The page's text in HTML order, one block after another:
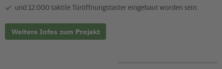
und 12.000 taktile Türöffnungstaster eingebaut worden sein.
Weitere Infos zum Projekt